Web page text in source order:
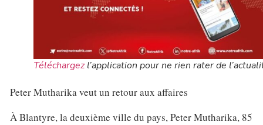
Téléchargezl’application pour ne rien rater de
Peter Mutharika veut un retour aux affaires
À Blantyre, la deuxième ville du pays, Peter Mutharika, 85